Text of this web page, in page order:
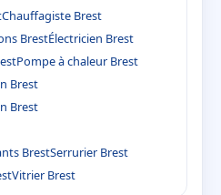
Chauffagiste Brest
BrestÉlectricien Brest
Pompe à chaleur Brest
Brest
Brest
BrestSerrurier Brest
Vitrier Brest